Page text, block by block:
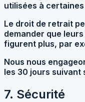
utilisées à
Le droit de retrait
demander que
figurent plus, par
Nous nous
les 30 jours suivant
7. Sécurité